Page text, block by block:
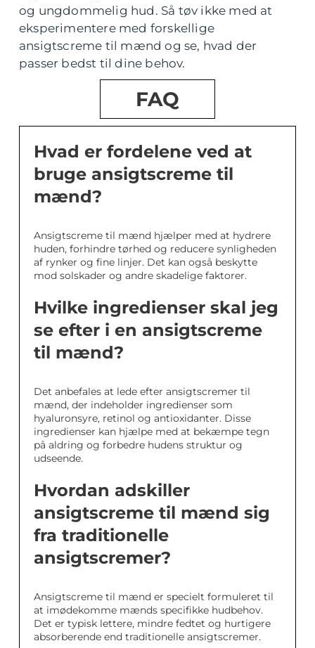
og ungdommelig hud. Så tøv ikke med at
eksperimentere med forskellige
ansigtscreme til mænd og se, hvad der
passer bedst til dine behov.
FAQ
Hvad er fordelene ved at
bruge ansigtscreme til
mænd?
Ansigtscreme til mænd hjælper med at hydrere
huden, forhindre tørhed og reducere synligheden
af rynker og fine linjer. Det kan også beskytte
mod solskader og andre skadelige faktorer.
Hvilke ingredienser skal jeg
se efter i en ansigtscreme
til mænd?
Det anbefales at lede efter ansigtscremer til
mænd, der indeholder ingredienser som
hyaluronsyre, retinol og antioxidanter. Disse
ingredienser kan hjælpe med at bekæmpe tegn
på aldring og forbedre hudens struktur og
udseende.
Hvordan adskiller
ansigtscreme til mænd sig
fra traditionelle
ansigtscremer?
Ansigtscreme til mænd er specielt formuleret til
at imødekomme mænds specifikke hudbehov.
Det er typisk lettere, mindre fedtet og hurtigere
absorberende end traditionelle ansigtscremer.